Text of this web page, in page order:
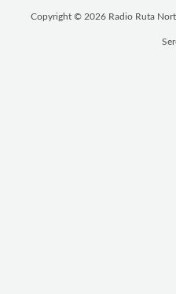
Copyright © 2026 Radio Ruta